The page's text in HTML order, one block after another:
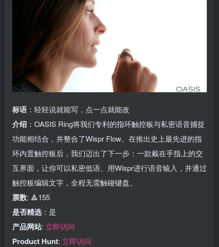
标语 ：轻轻说就能写，点一点就能改
介绍 ：OASIS Ring将我们专利的指环触控板与私密语音捕捉
功能相结合，并整合了Wispr Flow。在推出史上最先进的指
环内置触控板后，我们迈出了下一步：一款戴在手指上的交
互界面，让你可以私密低语、用Wispr进行语音输入，并通过
触控板编辑文字，全程无需触碰键盘。
票数: 🔺155
是否精选 ：是
产品网站: 立即访问
Product Hunt: 立即访问